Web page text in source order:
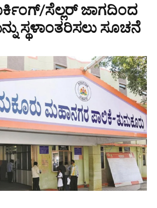
ಸೆಲ್ಲರ್ ಜಾಗದಿಂದ
ಸ್ಥಳಾಂತರಿಸಲು ಸೂಚನೆ